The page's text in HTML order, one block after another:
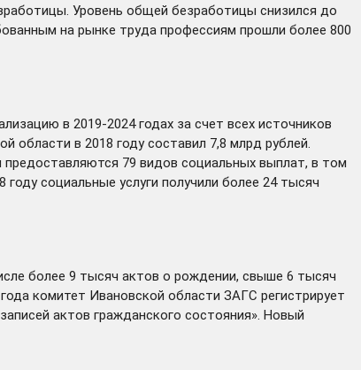
Уровень общей безработицы снизился до
на рынке труда профессиям прошли более 800
в 2019-2024 годах за счет всех источников
в 2018 году составил 7,8 млрд рублей.
79 видов социальных выплат, в том
социальные услуги получили более 24 тысяч
более 9 тысяч актов о рождении, свыше 6 тысяч
комитет Ивановской области ЗАГС регистрирует
актов гражданского состояния». Новый